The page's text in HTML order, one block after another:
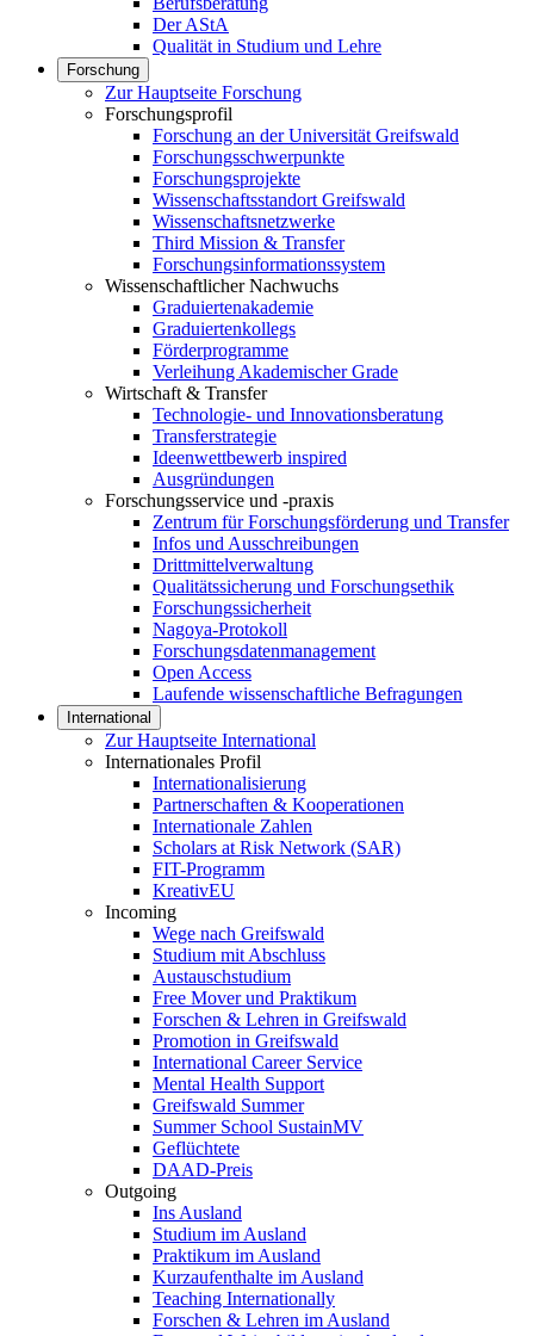
Der AStA
Qualität in Studium und Lehre
Forschung
Zur Hauptseite Forschung
Forschungsprofil
Forschung an der Universität Greifswald
Forschungsschwerpunkte
Forschungsprojekte
Wissenschaftsstandort Greifswald
Wissenschaftsnetzwerke
Third Mission & Transfer
Forschungsinformationssystem
Wissenschaftlicher Nachwuchs
Graduiertenakademie
Graduiertenkollegs
Förderprogramme
Verleihung Akademischer Grade
Wirtschaft & Transfer
Technologie- und Innovationsberatung
Transferstrategie
Ideenwettbewerb inspired
Ausgründungen
Forschungsservice und -praxis
Zentrum für Forschungsförderung und Transfer
Infos und Ausschreibungen
Drittmittelverwaltung
Qualitätssicherung und Forschungsethik
Forschungssicherheit
Nagoya-Protokoll
Forschungsdatenmanagement
Open Access
Laufende wissenschaftliche Befragungen
International
Zur Hauptseite International
Internationales Profil
Internationalisierung
Partnerschaften & Kooperationen
Internationale Zahlen
Scholars at Risk Network (SAR)
FIT-Programm
KreativEU
Incoming
Wege nach Greifswald
Studium mit Abschluss
Austauschstudium
Free Mover und Praktikum
Forschen & Lehren in Greifswald
Promotion in Greifswald
International Career Service
Mental Health Support
Greifswald Summer
Summer School SustainMV
Geflüchtete
DAAD-Preis
Outgoing
Ins Ausland
Studium im Ausland
Praktikum im Ausland
Kurzaufenthalte im Ausland
Teaching Internationally
Forschen & Lehren im Ausland